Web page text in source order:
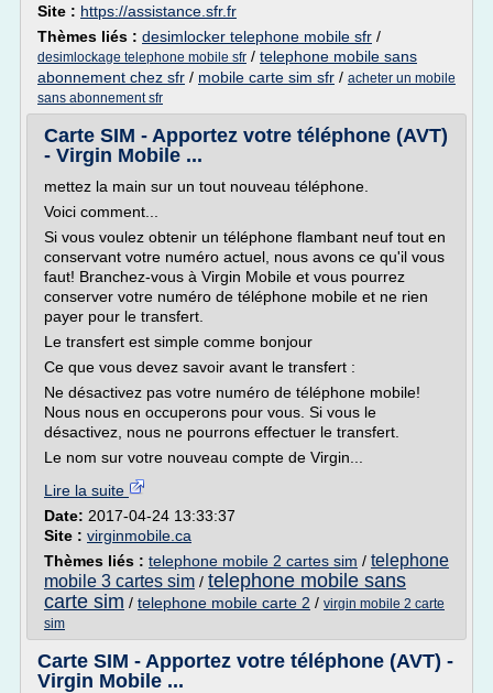
Site : https://assistance.sfr.fr
Thèmes liés : desimlocker telephone mobile sfr /
desimlockage telephone mobile sfr / telephone mobile sans
abonnement chez sfr / mobile carte sim sfr / acheter un mobile
sans abonnement sfr
Carte SIM - Apportez votre téléphone (AVT)
- Virgin Mobile ...
mettez la main sur un tout nouveau téléphone.
Voici comment...
Si vous voulez obtenir un téléphone flambant neuf tout en
conservant votre numéro actuel, nous avons ce qu'il vous
faut! Branchez-vous à Virgin Mobile et vous pourrez
conserver votre numéro de téléphone mobile et ne rien
payer pour le transfert.
Le transfert est simple comme bonjour
Ce que vous devez savoir avant le transfert :
Ne désactivez pas votre numéro de téléphone mobile!
Nous nous en occuperons pour vous. Si vous le
désactivez, nous ne pourrons effectuer le transfert.
Le nom sur votre nouveau compte de Virgin...
Lire la suite
Date: 2017-04-24 13:33:37
Site : virginmobile.ca
Thèmes liés : telephone mobile 2 cartes sim / telephone
mobile 3 cartes sim / telephone mobile sans
carte sim / telephone mobile carte 2 / virgin mobile 2 carte
sim
Carte SIM - Apportez votre téléphone (AVT) -
Virgin Mobile ...